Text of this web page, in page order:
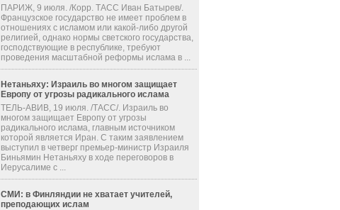
ПАРИЖ, 9 июля. /Корр. ТАСС Иван Батырев/.
Французское государство не имеет проблем в
отношениях с исламом или какой-либо другой
религией, однако нормы светского государства,
господствующие в республике, требуют
проведения масштабной реформы ислама в ...
Нетаньяху: Израиль во многом защищает
Европу от угрозы радикального ислама
ТЕЛЬ-АВИВ, 19 июля. /ТАСС/. Израиль во
многом защищает Европу от угрозы
радикального ислама, главным источником
которой является Иран. С таким заявлением
выступил в четверг премьер-министр Израиля
Биньямин Нетаньяху в ходе переговоров в
Иерусалиме с ...
СМИ: в Финляндии не хватает учителей,
преподающих ислам